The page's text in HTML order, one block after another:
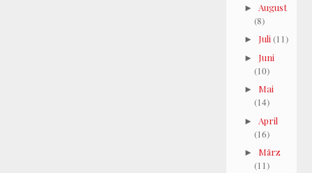
► August
(8)
► Juli (11)
► Juni
(10)
► Mai
(14)
► April
(16)
► März
(11)